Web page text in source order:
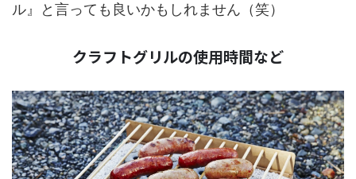
ル』と言っても良いかもしれません（笑）
クラフトグリルの使用時間など